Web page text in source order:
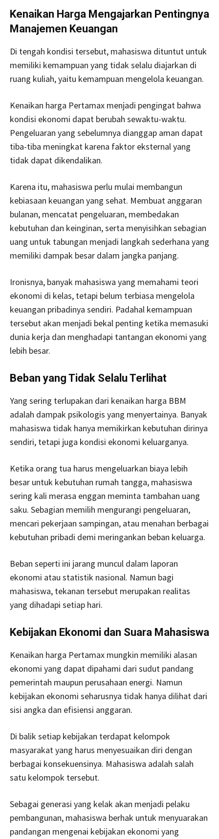
Kenaikan Harga Mengajarkan Pentingnya
Manajemen Keuangan
Di tengah kondisi tersebut, mahasiswa dituntut untuk
memiliki kemampuan yang tidak selalu diajarkan di
ruang kuliah, yaitu kemampuan mengelola keuangan.
Kenaikan harga Pertamax menjadi pengingat bahwa
kondisi ekonomi dapat berubah sewaktu-waktu.
Pengeluaran yang sebelumnya dianggap aman dapat
tiba-tiba meningkat karena faktor eksternal yang
tidak dapat dikendalikan.
Karena itu, mahasiswa perlu mulai membangun
kebiasaan keuangan yang sehat. Membuat anggaran
bulanan, mencatat pengeluaran, membedakan
kebutuhan dan keinginan, serta menyisihkan sebagian
uang untuk tabungan menjadi langkah sederhana yang
memiliki dampak besar dalam jangka panjang.
Ironisnya, banyak mahasiswa yang memahami teori
ekonomi di kelas, tetapi belum terbiasa mengelola
keuangan pribadinya sendiri. Padahal kemampuan
tersebut akan menjadi bekal penting ketika memasuki
dunia kerja dan menghadapi tantangan ekonomi yang
lebih besar.
Beban yang Tidak Selalu Terlihat
Yang sering terlupakan dari kenaikan harga BBM
adalah dampak psikologis yang menyertainya. Banyak
mahasiswa tidak hanya memikirkan kebutuhan dirinya
sendiri, tetapi juga kondisi ekonomi keluarganya.
Ketika orang tua harus mengeluarkan biaya lebih
besar untuk kebutuhan rumah tangga, mahasiswa
sering kali merasa enggan meminta tambahan uang
saku. Sebagian memilih mengurangi pengeluaran,
mencari pekerjaan sampingan, atau menahan berbagai
kebutuhan pribadi demi meringankan beban keluarga.
Beban seperti ini jarang muncul dalam laporan
ekonomi atau statistik nasional. Namun bagi
mahasiswa, tekanan tersebut merupakan realitas
yang dihadapi setiap hari.
Kebijakan Ekonomi dan Suara Mahasiswa
Kenaikan harga Pertamax mungkin memiliki alasan
ekonomi yang dapat dipahami dari sudut pandang
pemerintah maupun perusahaan energi. Namun
kebijakan ekonomi seharusnya tidak hanya dilihat dari
sisi angka dan efisiensi anggaran.
Di balik setiap kebijakan terdapat kelompok
masyarakat yang harus menyesuaikan diri dengan
berbagai konsekuensinya. Mahasiswa adalah salah
satu kelompok tersebut.
Sebagai generasi yang kelak akan menjadi pelaku
pembangunan, mahasiswa berhak untuk menyuarakan
pandangan mengenai kebijakan ekonomi yang